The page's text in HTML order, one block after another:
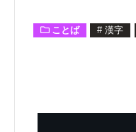
ことば # 漢字